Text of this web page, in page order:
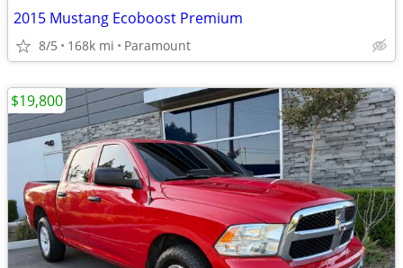
2015 Mustang Ecoboost Premium
8/5 168k mi Paramount
$19,800